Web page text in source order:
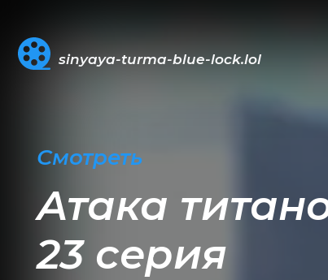
sinyaya-turma-blue-lock.lol
Смотреть
Атака
23 серия